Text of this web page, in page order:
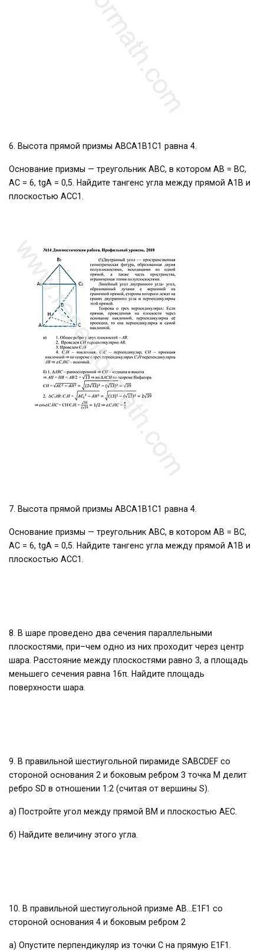
6. Высота прямой призмы АВСА1В1С1 равна 4.
Основание призмы — треугольник АВС, в котором АВ = ВС,
АС = 6, tgА = 0,5. Найдите тангенс угла между прямой А1В и
плоскостью АСС1.
7. Высота прямой призмы АВСА1В1С1 равна 4.
Основание призмы — треугольник АВС, в котором АВ = ВС,
АС = 6, tgА = 0,5. Найдите тангенс угла между прямой А1В и
плоскостью АСС1.
8. В шаре проведено два сечения параллельными
плоскостями, при–чем одно из них проходит через центр
шара. Расстояние между плоскостями равно 3, а площадь
меньшего сечения равна 16π. Найдите площадь
поверхности шара.
9. В правильной шестиугольной пирамиде SABCDEF со
стороной основания 2 и боковым ребром 3 точка M делит
ребро SD в отношении 1:2 (считая от вершины S).
а) Постройте угол между прямой BM и плоскостью AEC.
б) Найдите величину этого угла.
10. В правильной шестиугольной призме AB...E1F1 со
стороной основания 4 и боковым ребром 2
а) Опустите перпендикуляр из точки С на прямую E1F1.